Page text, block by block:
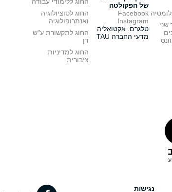
שני
של הפקולטה
Facebook
Instagram
טלגרם: אקטואליה
מדעי החברה TAU
החוג לסוציולוגיה
ואנתרופולוגיה
החוג לתקשורת ע"ש
דן
החוג למדיניות
ציבורית
נגישות